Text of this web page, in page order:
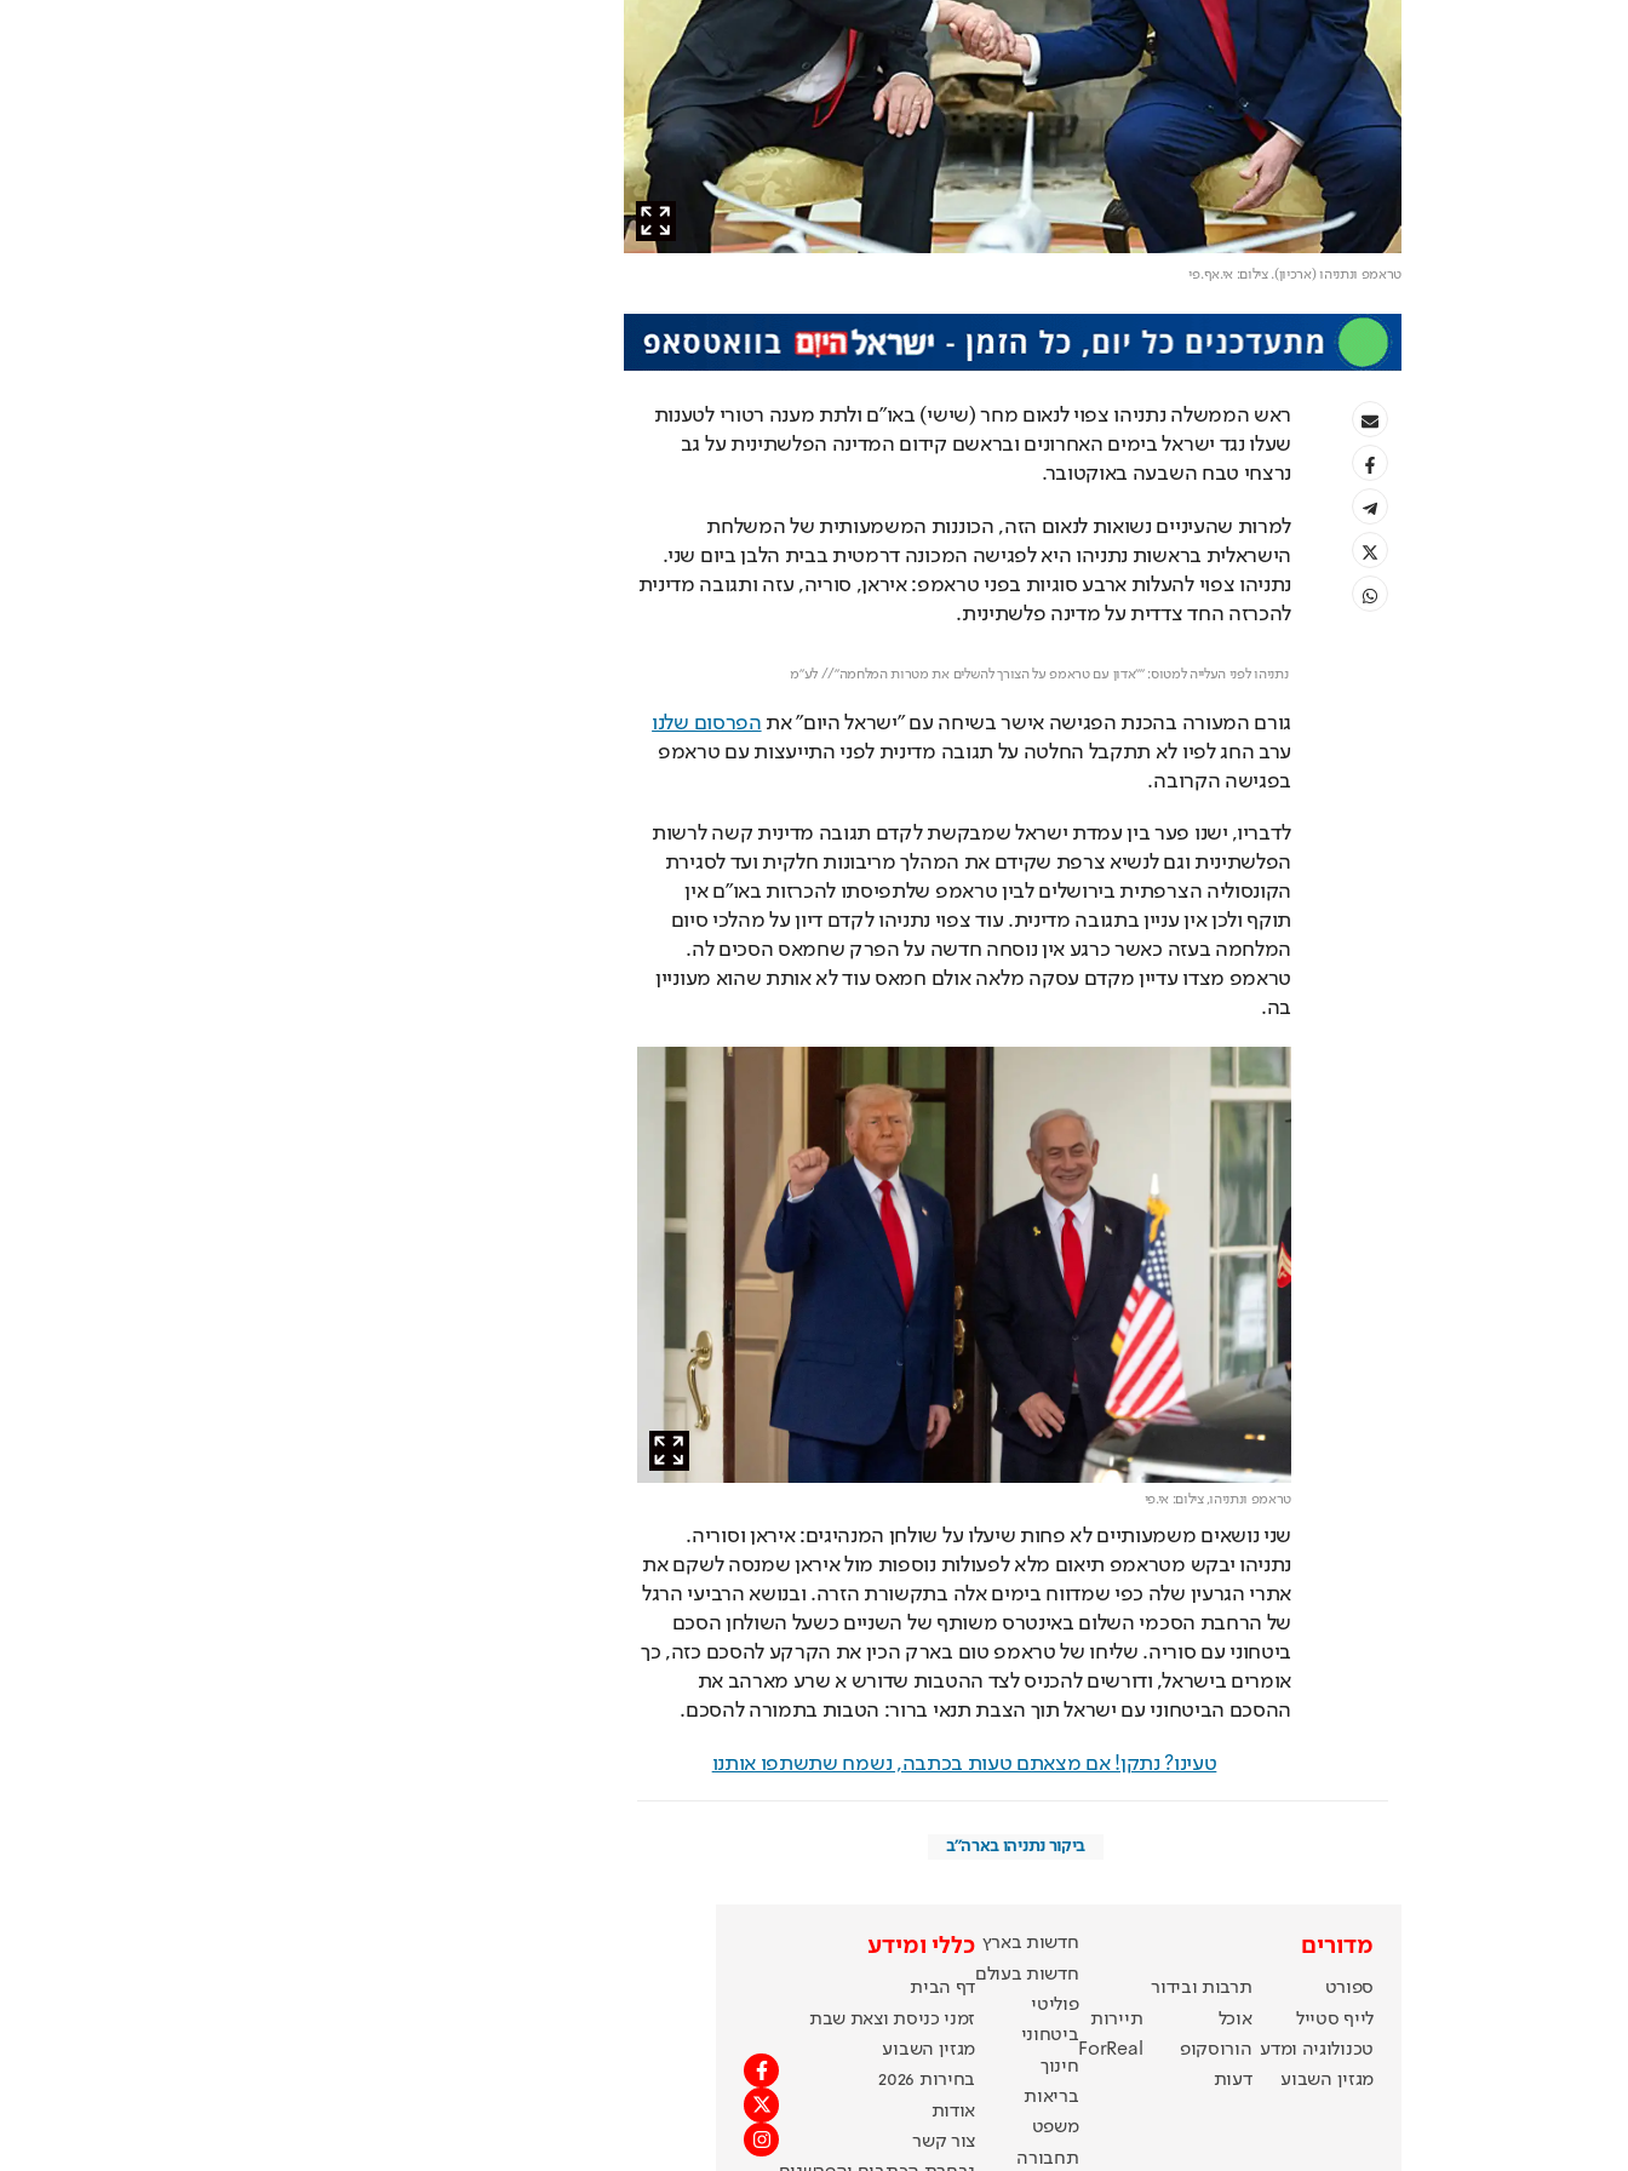
טראמפ ונתניהו (ארכיון). צילום: אי.אף.פי
נרצחי טבח השבעה באוקטובר.
להכרזה החד צדדית על מדינה פלשתינית.
נתניהו לפני העלייה למטוס: "״אדון עם טראמפ על הצורך להשלים את מטרות המלחמה"// לע"מ
גורם המעורה בהכנת הפגישה אישר בשיחה עם "ישראל היום" את הפרסום שלנו
בפגישה הקרובה.
הקונסוליה הצרפתית בירושלים לבין טראמפ שלתפיסתו להכרזות באו"ם אין
טראמפ מצדו עדיין מקדם עסקה מלאה אולם חמאס עוד לא אותת שהוא מעוניין
בה.
טראמפ ונתניהו,צילום: אי.פי
אתרי הגרעין שלה כפי שמדווח בימים אלה בתקשורת הזרה. ובנושא הרביעי הרגל
ביטחוני עם סוריה. שליחו של טראמפ טום בארק הכין את הקרקע להסכם כזה, כך
ההסכם הביטחוני עם ישראל תוך הצבת תנאי ברור: הטבות בתמורה להסכם.
טעינו? נתקן! אם מצאתם טעות בכתבה, נשמח שתשתפו אותנו
ביקור נתניהו בארה"ב
מדורים
ספורט
תרבות ובידור
לייף סטייל
אוכל
תיירות
טכנולוגיה ומדע הורוסקופ
ForReal
מגזין השבוע
דעות
חדשות בארץ
חדשות בעולם
פוליטי
ביטחוני
חינוך
בריאות
משפט
תחבורה
כללי ומידע
דף הבית
זמני כניסת וצאת שבת
מגזין השבוע
בחירות 2026
אודות
צור קשר